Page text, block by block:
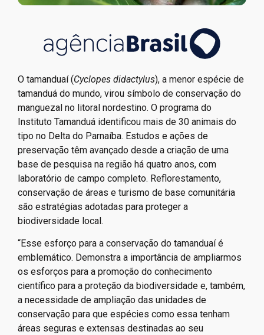
O tamanduaí (Cyclopes didactylus), a menor espécie de
tamanduá do mundo, virou símbolo de conservação do
manguezal no litoral nordestino. O programa do
Instituto Tamanduá identificou mais de 30 animais do
tipo no Delta do Parnaíba. Estudos e ações de
preservação têm avançado desde a criação de uma
base de pesquisa na região há quatro anos, com
laboratório de campo completo. Reflorestamento,
conservação de áreas e turismo de base comunitária
são estratégias adotadas para proteger a
biodiversidade local.
“Esse esforço para a conservação do tamanduaí é
emblemático. Demonstra a importância de ampliarmos
os esforços para a promoção do conhecimento
científico para a proteção da biodiversidade e, também,
a necessidade de ampliação das unidades de
conservação para que espécies como essa tenham
áreas seguras e extensas destinadas ao seu